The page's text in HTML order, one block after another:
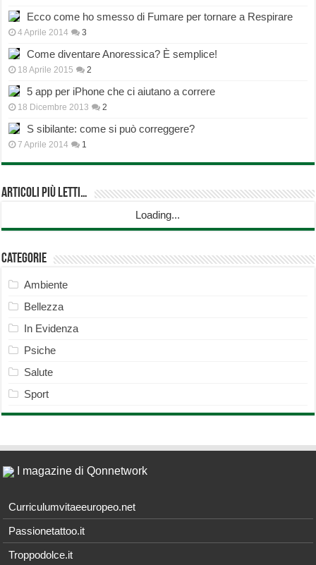
Ecco come ho smesso di Fumare per tornare a Respirare
4 Aprile 2014 3
Come diventare Anoressica? È semplice!
18 Aprile 2015 2
5 app per iPhone che ci aiutano a correre
18 Dicembre 2013 2
S sibilante: come si può correggere?
7 Aprile 2014 1
Articoli più Letti…
Loading...
Categorie
Ambiente
Bellezza
In Evidenza
Psiche
Salute
Sport
I magazine di Qonnetwork
Curriculumvitaeeuropeo.net
Passionetattoo.it
Troppodolce.it